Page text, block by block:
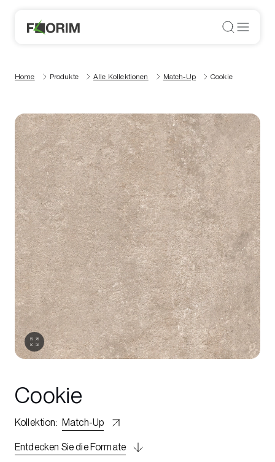
Home Produkte Alle Kollektionen Match-Up Cookie
Cookie
Kollektion: Match-Up
Entdecken Sie die Formate